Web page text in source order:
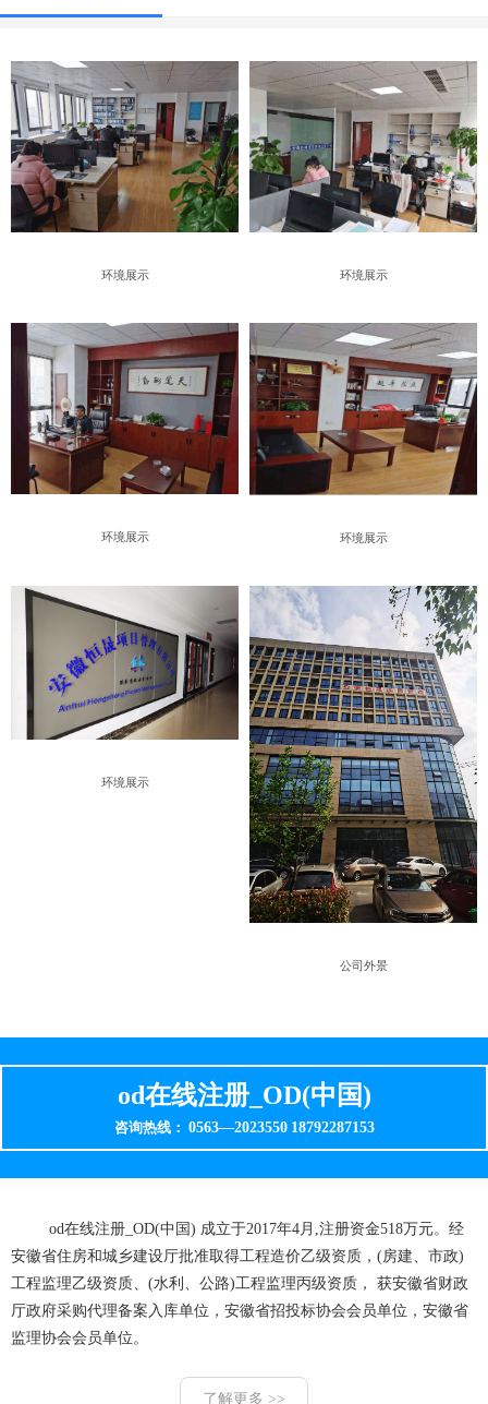
环境展示 环境展示
环境展示 环境展示
环境展示
公司外景
od在线注册_OD(中国)
咨询热线： 0563—2023550 18792287153
od在线注册_OD(中国) 成立于2017年4月,注册资金518万元。经
安徽省住房和城乡建设厅批准取得工程造价乙级资质，(房建、市政)
工程监理乙级资质、(水利、公路)工程监理丙级资质， 获安徽省财政
厅政府采购代理备案入库单位，安徽省招投标协会会员单位，安徽省
监理协会会员单位。
了解更多 >>